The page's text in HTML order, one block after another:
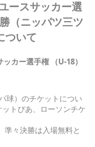
ースサッカー選
（ニッパツ三ツ
ついて
カー選手権 （U-18）
球）のチケットについ
トぴあ、ローソンチケ
準々決勝は入場無料と